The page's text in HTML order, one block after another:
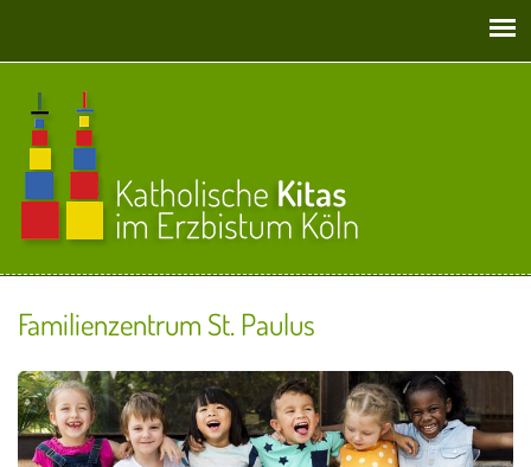
Familienzentrum St. Paulus